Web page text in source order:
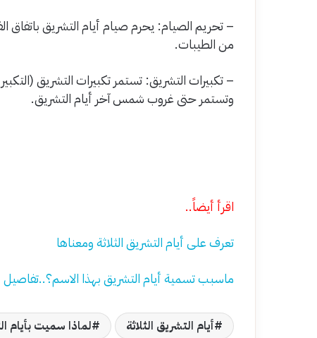
– تحريم الصيام: يحرم صيام أيام التشريق باتفاق
من الطيبات.
– تكبيرات التشريق: تستمر تكبيرات التشريق
وتستمر حتى غروب شمس آخر أيام التشريق.
اقرأ أيضاً..
تعرف على أيام التشريق الثلاثة ومعناها
ماسبب تسمية أيام التشريق بهذا الاسم؟..تفاصيل
أيام التشريق الثلاثة لماذا سميت بأيام